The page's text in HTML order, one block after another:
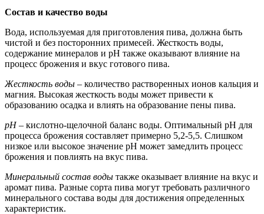
Состав и качество воды
Вода, используемая для приготовления пива, должна быть
чистой и без посторонних примесей. Жесткость воды,
содержание минералов и pH также оказывают влияние на
процесс брожения и вкус готового пива.
Жесткость воды – количество растворенных ионов кальция и
магния. Высокая жесткость воды может привести к
образованию осадка и влиять на образование пены пива.
pH– кислотно-щелочной баланс воды. Оптимальный pH для
процесса брожения составляет примерно 5,2-5,5. Слишком
низкое или высокое значение pH может замедлить процесс
брожения и повлиять на вкус пива.
Минеральный состав воды также оказывает влияние на вкус и
аромат пива. Разные сорта пива могут требовать различного
минерального состава воды для достижения определенных
характеристик.